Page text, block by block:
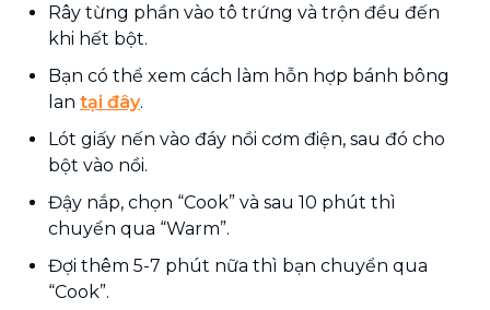
Rây từng phần vào tô trứng và trộn đều đến
khi hết bột.
Bạn có thể xem cách làm hỗn hợp bánh bông
lan tại đây.
Lót giấy nến vào đáy nồi cơm điện, sau đó cho
bột vào nồi.
Đậy nắp, chọn “Cook” và sau 10 phút thì
chuyển qua “Warm”.
Đợi thêm 5-7 phút nữa thì bạn chuyển qua
“Cook”.